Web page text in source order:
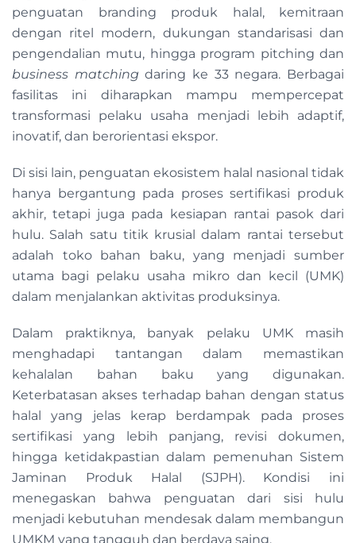
penguatan branding produk halal, kemitraan
dengan ritel modern, dukungan standarisasi dan
pengendalian mutu, hingga program pitching dan
business matching daring ke 33 negara. Berbagai
fasilitas ini diharapkan mampu mempercepat
transformasi pelaku usaha menjadi lebih adaptif,
inovatif, dan berorientasi ekspor.
Di sisi lain, penguatan ekosistem halal nasional tidak
hanya bergantung pada proses sertifikasi produk
akhir, tetapi juga pada kesiapan rantai pasok dari
hulu. Salah satu titik krusial dalam rantai tersebut
adalah toko bahan baku, yang menjadi sumber
utama bagi pelaku usaha mikro dan kecil (UMK)
dalam menjalankan aktivitas produksinya.
Dalam praktiknya, banyak pelaku UMK masih
menghadapi tantangan dalam memastikan
kehalalan bahan baku yang digunakan.
Keterbatasan akses terhadap bahan dengan status
halal yang jelas kerap berdampak pada proses
sertifikasi yang lebih panjang, revisi dokumen,
hingga ketidakpastian dalam pemenuhan Sistem
Jaminan Produk Halal (SJPH). Kondisi ini
menegaskan bahwa penguatan dari sisi hulu
menjadi kebutuhan mendesak dalam membangun
UMKM yang tangguh dan berdaya saing.